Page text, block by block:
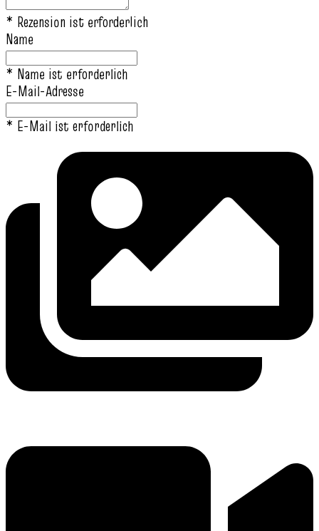
* Rezension ist erforderlich
Name
* Name ist erforderlich
E-Mail-Adresse
* E-Mail ist erforderlich